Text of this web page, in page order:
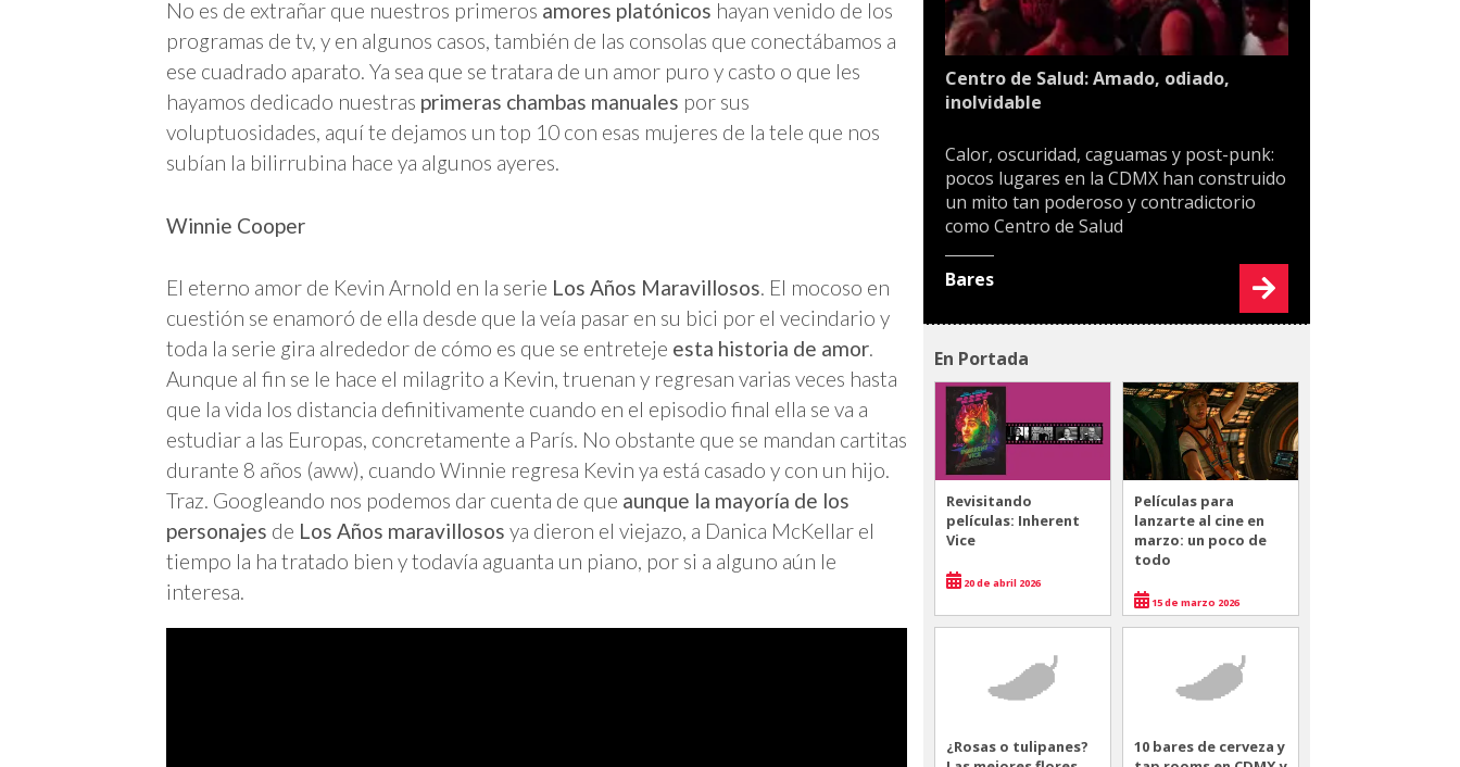
No es de extrañar que nuestros primeros amores platónicos hayan venido de los
programas de tv, y en algunos casos, también de las consolas que conectábamos a
ese cuadrado aparato. Ya sea que se tratara de un amor puro y casto o que les
hayamos dedicado nuestras primeras chambas manuales por sus
voluptuosidades, aquí te dejamos un top 10 con esas mujeres de la tele que nos
subían la bilirrubina hace ya algunos ayeres.
Winnie Cooper
El eterno amor de Kevin Arnold en la serie Los Años Maravillosos. El mocoso en
cuestión se enamoró de ella desde que la veía pasar en su bici por el vecindario y
toda la serie gira alrededor de cómo es que se entreteje esta historia de amor.
Aunque al fin se le hace el milagrito a Kevin, truenan y regresan varias veces hasta
que la vida los distancia definitivamente cuando en el episodio final ella se va a
estudiar a las Europas, concretamente a París. No obstante que se mandan cartitas
durante 8 años (aww), cuando Winnie regresa Kevin ya está casado y con un hijo.
Traz. Googleando nos podemos dar cuenta de que aunque la mayoría de los
personajes de Los Años maravillosos ya dieron el viejazo, a Danica McKellar el
tiempo la ha tratado bien y todavía aguanta un piano, por si a alguno aún le
interesa.
Centro de Salud: Amado, odiado,
inolvidable
Calor, oscuridad, caguamas y post-punk:
pocos lugares en la CDMX han construido
un mito tan poderoso y contradictorio
como Centro de Salud
Bares
En Portada
Revisitando
películas: Inherent
Vice
20 de abril 2026
Películas para
lanzarte al cine en
marzo: un poco de
todo
15 de marzo 2026
¿Rosas o tulipanes?
10 bares de cerveza y